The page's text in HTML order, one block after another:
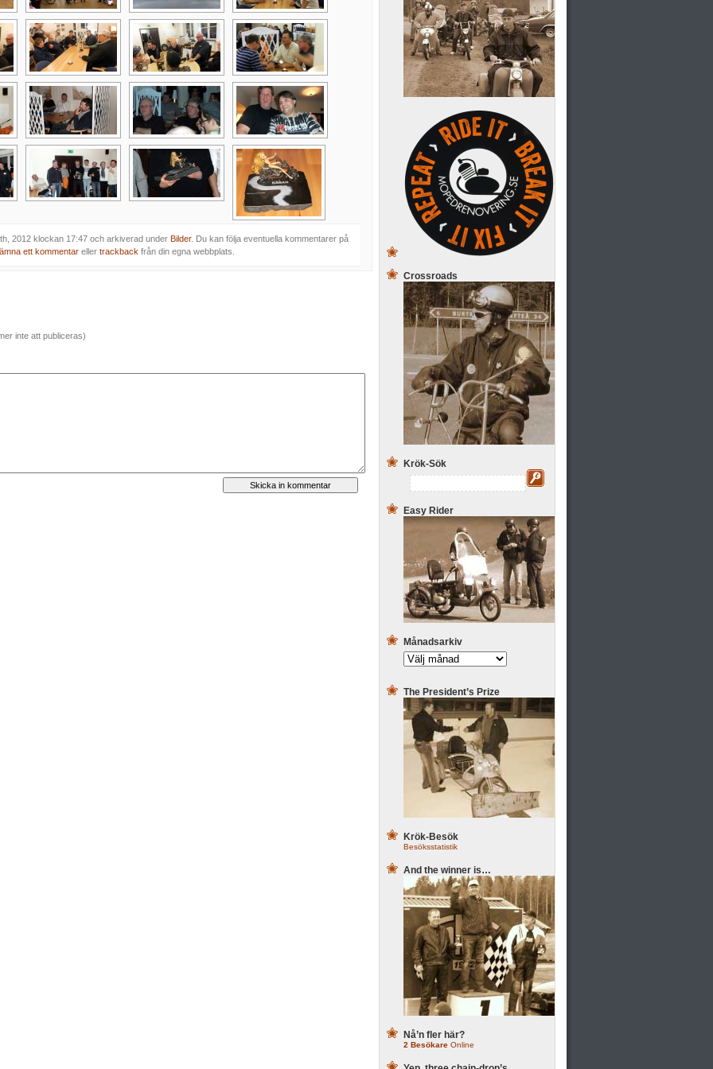
2012 klockan 17:47 och arkiverad under Bilder. Du kan följa eventuella kommentarer på
ett kommentareller trackback från din egna webbplats.
inte att publiceras)
Crossroads
Krök-Sök
Easy Rider
Månadsarkiv
The President’s Prize
Krök-Besök
Besöksstatistik
And the winner is…
Nå’n fler här?
2 BesökareOnline